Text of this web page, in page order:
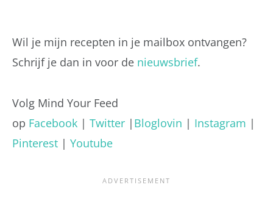
Wil je mijn recepten in je mailbox ontvangen?
Schrijf je dan in voor de nieuwsbrief.
Volg Mind Your Feed
op Facebook | Twitter | Bloglovin | Instagram |
Pinterest | Youtube